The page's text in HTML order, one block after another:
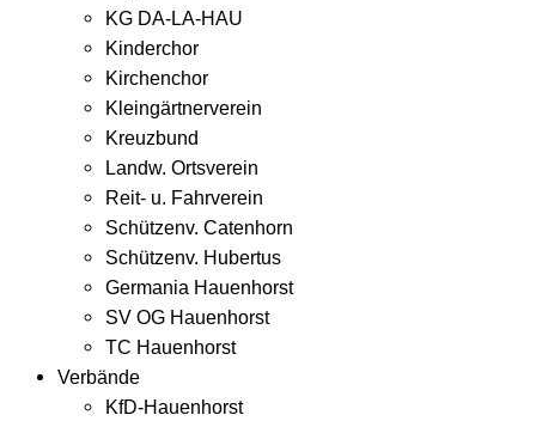
KG DA-LA-HAU
Kinderchor
Kirchenchor
Kleingärtnerverein
Kreuzbund
Landw. Ortsverein
Reit- u. Fahrverein
Schützenv. Catenhorn
Schützenv. Hubertus
Germania Hauenhorst
SV OG Hauenhorst
TC Hauenhorst
Verbände
KfD-Hauenhorst